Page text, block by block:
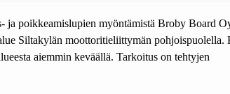
ja poikkeamislupien myöntämistä Broby Board
Siltakylän moottoritieliittymän pohjoispuolella.
aiemmin keväällä. Tarkoitus on tehtyjen